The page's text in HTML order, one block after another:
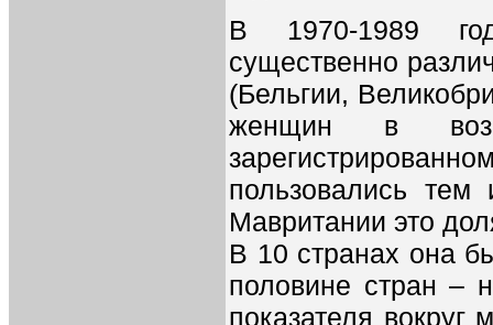
В 1970-1989
существенно
(Бельгии,
женщин в
пользовались
Мавритании это
В 10 странах она
половине стран –
показателя вокруг